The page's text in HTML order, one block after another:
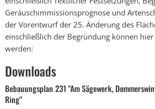
Geräuschimmissionsprognose und
der Vorentwurf der 25. Änderung des
einschließlich der Begründung können hier
werden:
Downloads
Bebauungsplan 231 "Am Sägewerk,
Ring"